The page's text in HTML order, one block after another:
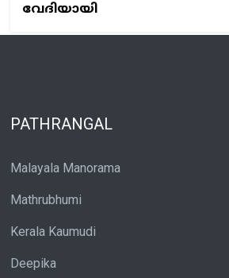
വേദിയായി
PATHRANGAL
Malayala Manorama
Mathrubhumi
Kerala Kaumudi
Deepika